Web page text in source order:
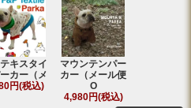
キスタイ
カー（メ
円(税込)
マウンテンパー
カー（メール便
O
4,980円(税込)